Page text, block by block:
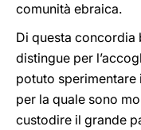
comunità ebraica.
Di questa concordia
distingue per
potuto sperimentare
per la quale sono
custodire il grande